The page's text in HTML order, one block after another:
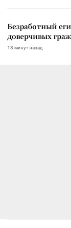
Безработный
доверчивых
13 минут назад